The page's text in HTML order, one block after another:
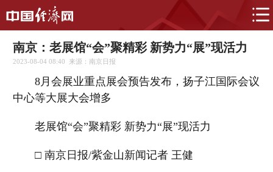
南京：老展馆“会”聚精彩 新势力“展”现活力
2023-08-04 08:40 来源：南京日报
8月会展业重点展会预告发布，扬子江国际会议
中心等大展大会增多
老展馆“会”聚精彩 新势力“展”现活力
□ 南京日报/紫金山新闻记者 王健